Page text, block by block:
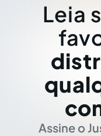
Leia
Assine o